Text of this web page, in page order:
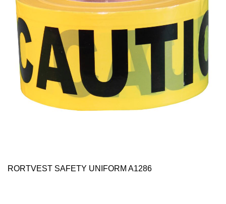
RORTVEST SAFETY UNIFORM A1286